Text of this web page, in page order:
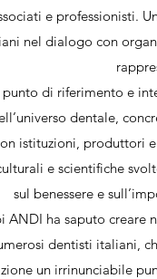
e professionisti.
nel dialogo con
di riferimento e
dentale,
istituzioni, produttori
e scientifiche
sul benessere e
ha saputo creare
dentisti italiani,
un irrinunciabile